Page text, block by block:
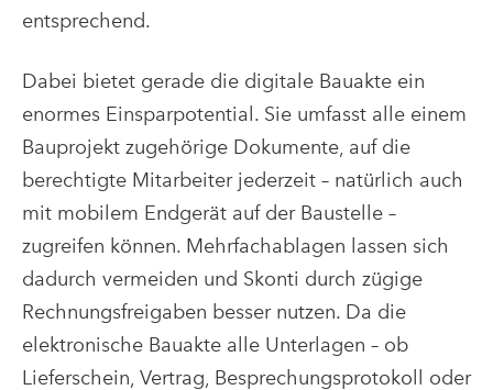
entsprechend.
Dabei bietet gerade die digitale Bauakte ein
enormes Einsparpotential. Sie umfasst alle einem
Bauprojekt zugehörige Dokumente, auf die
berechtigte Mitarbeiter jederzeit – natürlich auch
mit mobilem Endgerät auf der Baustelle –
zugreifen können. Mehrfachablagen lassen sich
dadurch vermeiden und Skonti durch zügige
Rechnungsfreigaben besser nutzen. Da die
elektronische Bauakte alle Unterlagen – ob
Lieferschein, Vertrag, Besprechungsprotokoll oder